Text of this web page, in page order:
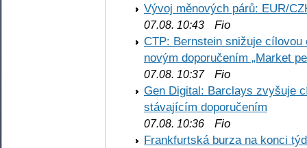
Vývoj měnových párů: EUR/
07.08. 10:43 Fio
CTP: Bernstein snižuje
novým doporučením „Market
07.08. 10:37Fio
Gen Digital: Barclays zvyšuje
stávajícím doporučením
07.08. 10:36 Fio
Frankfurtská burza na konci